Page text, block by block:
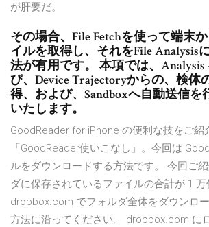
が肝要だ。
その場合、File Fetchを使って端末
イルを取得し、それをFile Analysis
法が有用です。 本項では、Analysis
び、Device Trajectoryからの、検体
得、および、Sandboxへ自動送信を
いたします。
GoodReader for iPhone の便利な技をご紹
「GoodReader使いこなし」。今回は
ルをダウンロードする方法です。 今回ご
ダに保存されているファイルの合計が 1 万
dropbox.com でフォルダ全体をダウンロ
方法に沿ってください。 dropbox.com に